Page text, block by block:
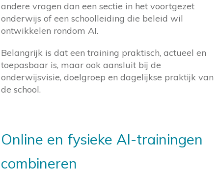
andere vragen dan een sectie in het voortgezet
onderwijs of een schoolleiding die beleid wil
ontwikkelen rondom AI.
Belangrijk is dat een training praktisch, actueel en
toepasbaar is, maar ook aansluit bij de
onderwijsvisie, doelgroep en dagelijkse praktijk van
de school.
Online en fysieke AI-trainingen
combineren